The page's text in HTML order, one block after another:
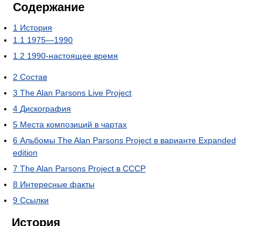
Содержание
1 История
1.1 1975—1990
1.2 1990-настоящее время
2 Состав
3 The Alan Parsons Live Project
4 Дискография
5 Места композиций в чартах
6 Альбомы The Alan Parsons Project в варианте Expanded
edition
7 The Alan Parsons Project в СССР
8 Интересные факты
9 Ссылки
История